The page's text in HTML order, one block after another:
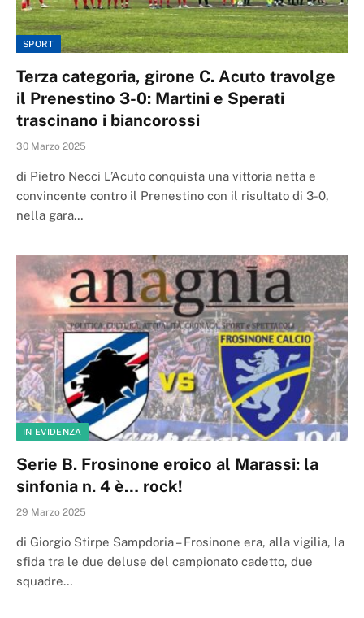
SPORT
Terza categoria, girone C. Acuto travolge
il Prenestino 3-0: Martini e Sperati
trascinano i biancorossi
30 Marzo 2025
di Pietro Necci L’Acuto conquista una vittoria netta e
convincente contro il Prenestino con il risultato di 3-0,
nella gara…
IN EVIDENZA
Serie B. Frosinone eroico al Marassi: la
sinfonia n. 4 è… rock!
29 Marzo 2025
di Giorgio Stirpe Sampdoria – Frosinone era, alla vigilia, la
sfida tra le due deluse del campionato cadetto, due
squadre…